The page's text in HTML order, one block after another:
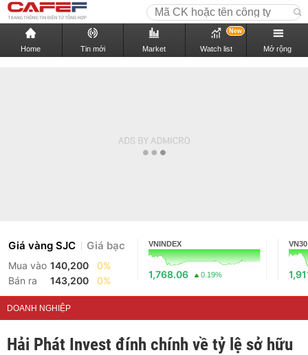
Home Tin mới Market Watch list
New
Mở rộng
Giá vàng SJC Giá bạc
Mua vào 140,200
0%
Bán ra
143,200 0%
VNINDEX
1,768.06 0.19%
VN30
DOANH NGHIỆP
Hải Phát Invest đính chính về tỷ lệ sở hữu